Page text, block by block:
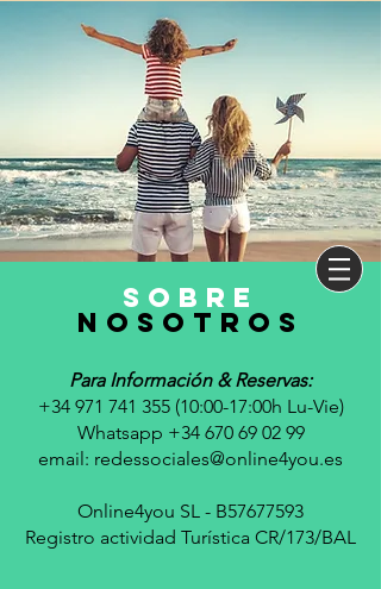
sobre
nosotros
Para Información & Reservas:
+34 971 741 355 (10:00-17:00h Lu-Vie)
Whatsapp +34 670 69 02 99
email: redessociales@online4you.es
Online4you SL - B57677593
Registro actividad Turística CR/173/BAL